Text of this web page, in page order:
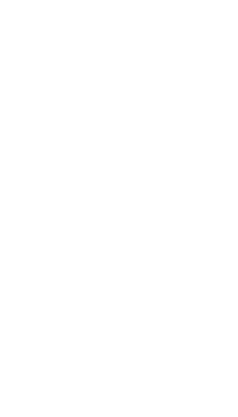
Brasileirão:
contra o